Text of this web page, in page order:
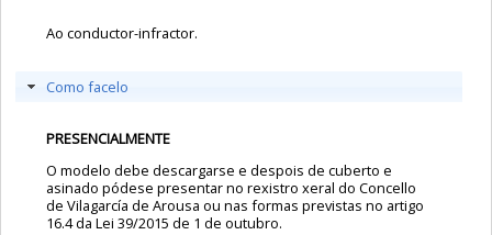
Ao conductor-infractor.
Como facelo
PRESENCIALMENTE
O modelo debe descargarse e despois de cuberto e
asinado pódese presentar no rexistro xeral do Concello
de Vilagarcía de Arousa ou nas formas previstas no artigo
16.4 da Lei 39/2015 de 1 de outubro.